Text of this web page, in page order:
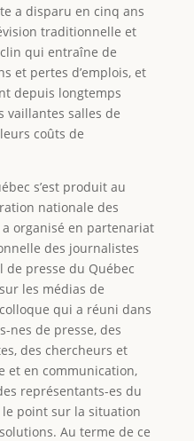
a disparu en cinq ans
traditionnelle et
qui entraîne de
et pertes d’emplois, et
depuis longtemps
vaillantes salles de
coûts de
s’est produit au
nationale des
a organisé en partenariat
des journalistes
de presse du Québec
les médias de
colloque qui a réuni dans
nes de presse, des
des chercheurs et
et en communication,
représentants-es du
point sur la situation
Au terme de ce